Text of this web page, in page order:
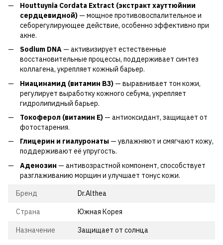
Houttuynia Cordata Extract (экстракт хауттюйнии
сердцевидной) — мощное противовоспалительное и
себорегулирующее действие, особенно эффективно при
акне.
Sodium DNA — активизирует естественные
восстановительные процессы, поддерживает синтез
коллагена, укрепляет кожный барьер.
Ниацинамид (витамин B3) — выравнивает тон кожи,
регулирует выработку кожного себума, укрепляет
гидролипидный барьер.
Токоферол (витамин E) — антиоксидант, защищает от
фотостарения.
Глицерин и гиалуронаты — увлажняют и смягчают кожу,
поддерживают её упругость.
Аденозин — антивозрастной компонент, способствует
разглаживанию морщин и улучшает тонус кожи.
Бренд Dr.Althea
Страна Южная Корея
Назначение Защищает от солнца